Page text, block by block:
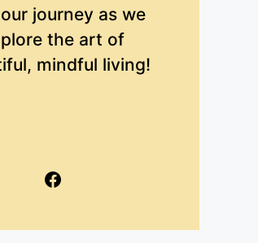
journey as we
the art of
mindful living!
Facebook